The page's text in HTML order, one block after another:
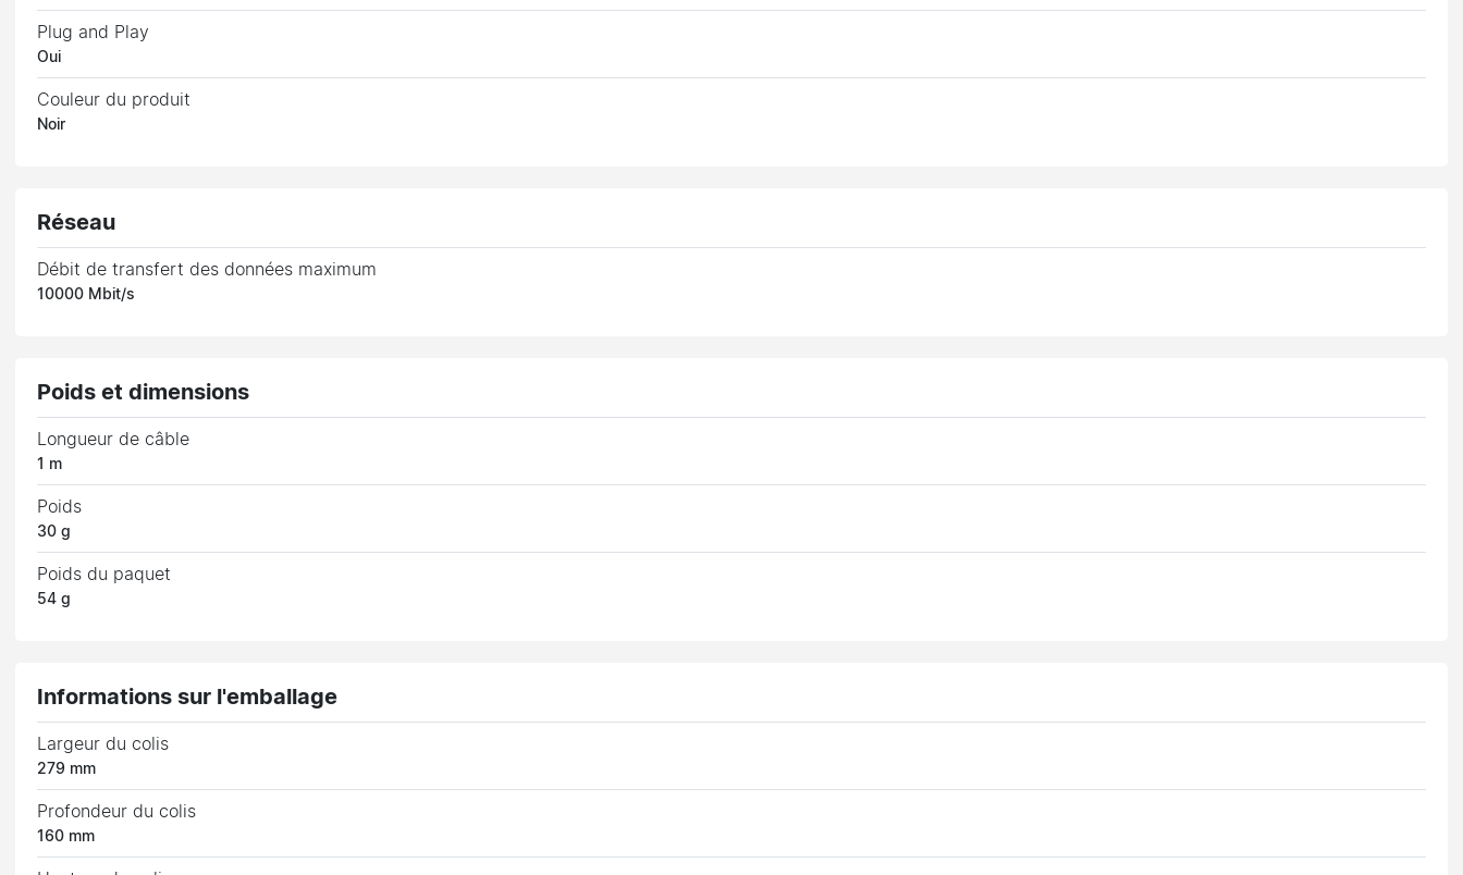
Plug and Play
Oui
Couleur du produit
Noir
Réseau
Débit de transfert des données maximum
10000 Mbit/s
Poids et dimensions
Longueur de câble
1 m
Poids
30 g
Poids du paquet
54 g
Informations sur l'emballage
Largeur du colis
279 mm
Profondeur du colis
160 mm